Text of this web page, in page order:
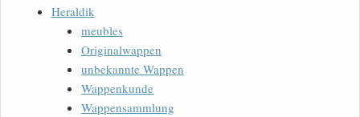
Heraldik
meubles
Originalwappen
unbekannte Wappen
Wappenkunde
Wappensammlung